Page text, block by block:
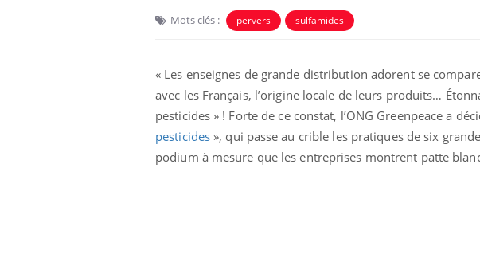
Mots clés : pervers sulfamides
« Les enseignes de grande distribution adorent se
avec les Français, l’origine locale de leurs produits…
pesticides » ! Forte de ce constat, l’ONG Greenpeace a
pesticides », qui passe au crible les pratiques de six
podium à mesure que les entreprises montrent patte